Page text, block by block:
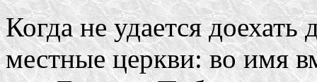
Когда не удается
местные церкви: во имя